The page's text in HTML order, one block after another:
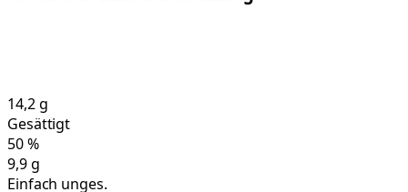
14,2g
Gesättigt
50%
9,9g
Einfach unges.